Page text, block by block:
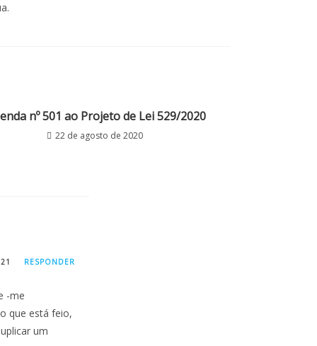
nº 501 ao Projeto de Lei 529/2020
22 de agosto de 2020
RESPONDER
-me
que está feio,
um